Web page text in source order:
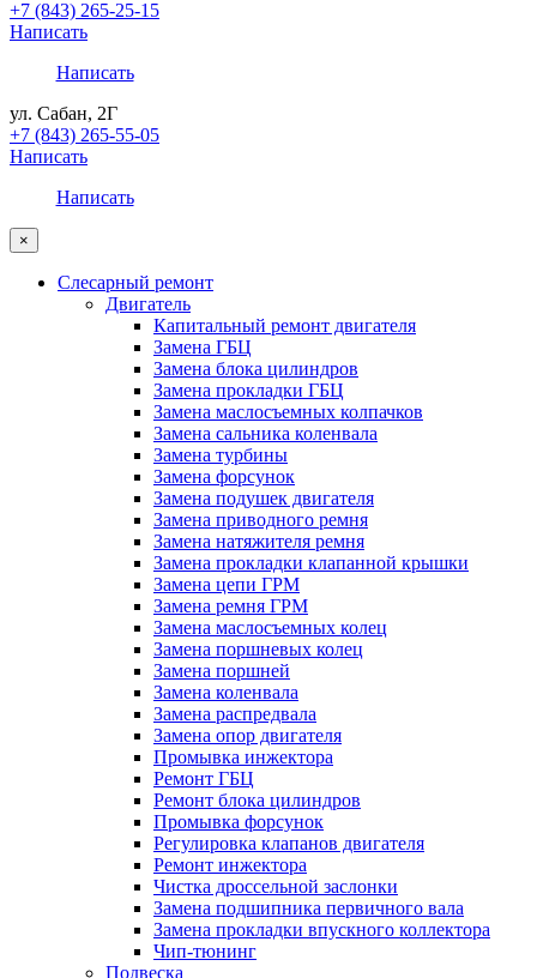
+7 (843) 265-25-15
Написать
Написать
ул. Сабан, 2Г
+7 (843) 265-55-05
Написать
Написать
×
Слесарный ремонт
Двигатель
Капитальный ремонт двигателя
Замена ГБЦ
Замена блока цилиндров
Замена прокладки ГБЦ
Замена маслосъемных колпачков
Замена сальника коленвала
Замена турбины
Замена форсунок
Замена подушек двигателя
Замена приводного ремня
Замена натяжителя ремня
Замена прокладки клапанной крышки
Замена цепи ГРМ
Замена ремня ГРМ
Замена маслосъемных колец
Замена поршневых колец
Замена поршней
Замена коленвала
Замена распредвала
Замена опор двигателя
Промывка инжектора
Ремонт ГБЦ
Ремонт блока цилиндров
Промывка форсунок
Регулировка клапанов двигателя
Ремонт инжектора
Чистка дроссельной заслонки
Замена подшипника первичного вала
Замена прокладки впускного коллектора
Чип-тюнинг
Подвеска